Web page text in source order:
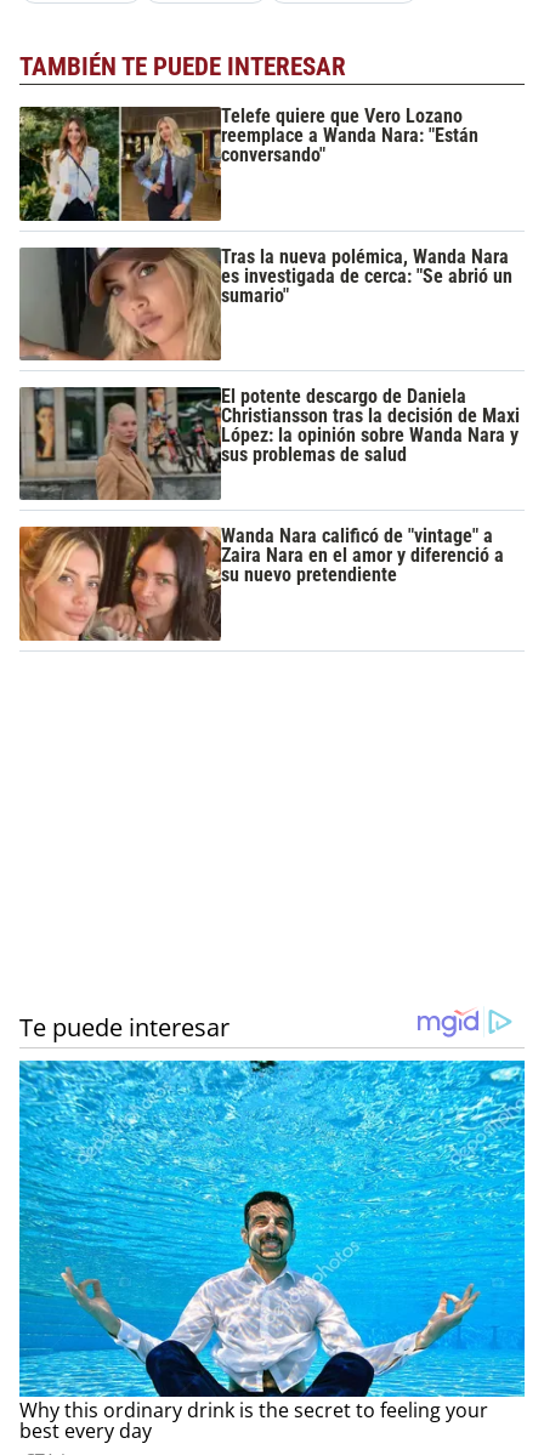
TAMBIÉN TE PUEDE INTERESAR
Telefe quiere que Vero Lozano
reemplace a Wanda Nara: "Están
conversando"
Tras la nueva polémica, Wanda Nara
es investigada de cerca: "Se abrió un
sumario"
El potente descargo de Daniela
Christiansson tras la decisión de Maxi
López: la opinión sobre Wanda Nara y
sus problemas de salud
Wanda Nara calificó de "vintage" a
Zaira Nara en el amor y diferenció a
su nuevo pretendiente